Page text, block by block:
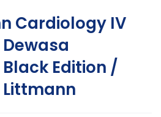
Cardiology IV
Edition /